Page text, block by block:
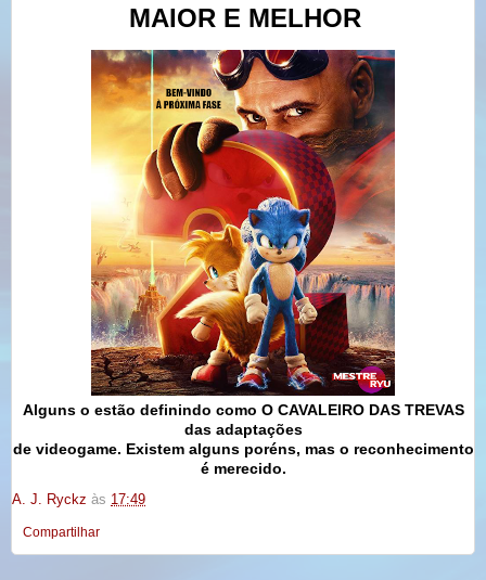
MAIOR E MELHOR
Alguns o estão definindo como O CAVALEIRO DAS TREVAS
das adaptações
de videogame. Existem alguns poréns, mas o reconhecimento
é merecido.
A. J. Ryckz às 17:49
Compartilhar